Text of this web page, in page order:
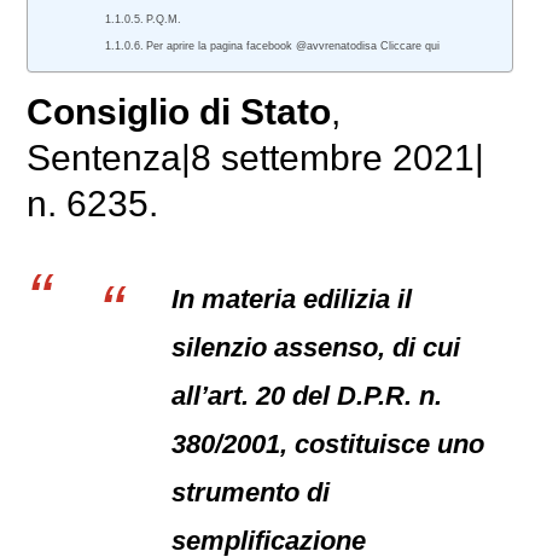
P.Q.M.
Per aprire la pagina facebook @avvrenatodisa Cliccare qui
Consiglio di Stato,
Sentenza|8 settembre 2021|
n. 6235.
In materia edilizia il
silenzio assenso, di cui
all’art. 20 del D.P.R. n.
380/2001, costituisce uno
strumento di
semplificazione